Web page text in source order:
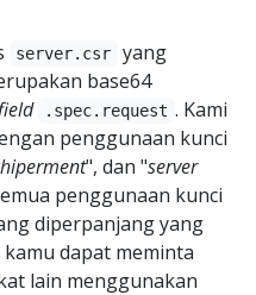
server.csr
yang
base64
.spec.request . Kami
penggunaan kunci
", dan "server
penggunaan kunci
diperpanjang yang
dapat meminta
lain menggunakan